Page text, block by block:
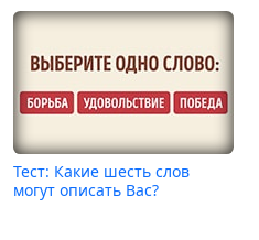
Тест: Какие шесть слов
могут описать Вас?